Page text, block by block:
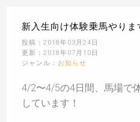
新入生向け体験乗馬やりま
投稿：2018年03月24日
更新：2018年07月10日
ジャンル： お知らせ
4/2〜4/5の4日間、馬場で
しています！